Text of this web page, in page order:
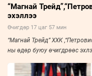
“Магнай
эхэллээ
Өчигдөр 17 цаг 57 мин
“Магнай Трейд” ХХК
ны өдөр буюу өчигдрөөс